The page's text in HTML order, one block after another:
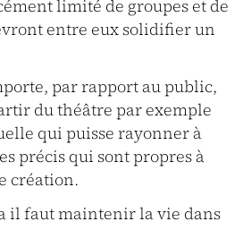
limité de groupes et de
entre eux solidifier un
par rapport au public,
du théâtre par exemple
qui puisse rayonner à
précis qui sont propres à
création.
il faut maintenir la vie dans